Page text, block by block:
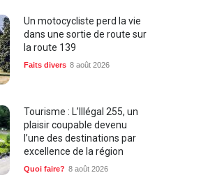
Un motocycliste perd la vie
dans une sortie de route sur
la route 139
Faits divers 8 août 2026
Tourisme : L’Illégal 255, un
plaisir coupable devenu
l’une des destinations par
excellence de la région
Quoi faire? 8 août 2026